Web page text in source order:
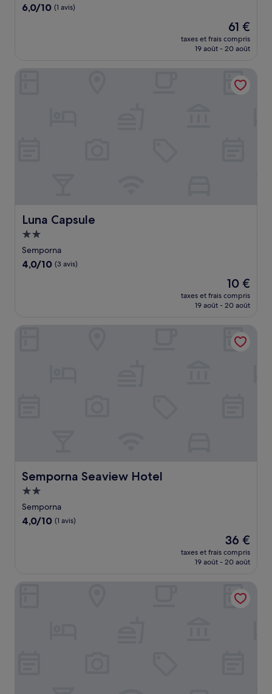
6.0
6,0/10 (1 avis)
Le
nouveau
prix
de
61 €
61 €
taxes et frais compris
19 août - 20 août
Luna Capsule
Luna Capsule
Hébergement
2.0 étoiles
Semporna
4.0
4,0/10 (3 avis)
Le
nouveau
prix
de
10 €
10 €
taxes et frais compris
19 août - 20 août
Semporna Seaview Hotel
Semporna Seaview Hotel
Hébergement
2.0 étoiles
Semporna
4.0
4,0/10 (1 avis)
Le
nouveau
prix
de
36 €
36 €
taxes et frais compris
19 août - 20 août